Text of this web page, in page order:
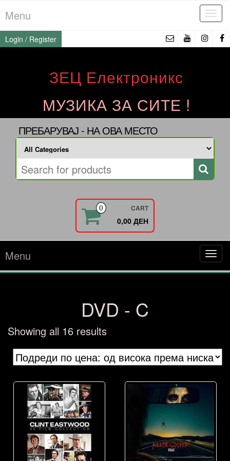
to
the
content
Menu
Login / Register
ЗЕЦ Електроникс
МУЗИКА ЗА СИТЕ !
ПРЕБАРУВАЈ - НА ОВА МЕСТО
0 CART
0,00 ДЕН
Menu
DVD - C
Showing all 16 resultsSorted
by
price: